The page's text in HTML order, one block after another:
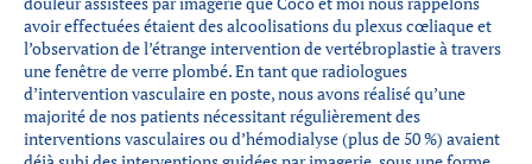
avoir effectuées étaient des alcoolisations du plexus cœliaque et
l’observation de l’étrange intervention de vertébroplastie à travers
une fenêtre de verre plombé. En tant que radiologues
d’intervention vasculaire en poste, nous avons réalisé qu’une
majorité de nos patients nécessitant régulièrement des
interventions vasculaires ou d’hémodialyse (plus de 50 %) avaient